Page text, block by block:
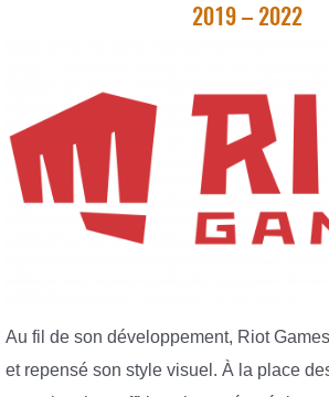
2019 – 2022
Au fil de son développement, Riot
et repensé son style visuel. À la place